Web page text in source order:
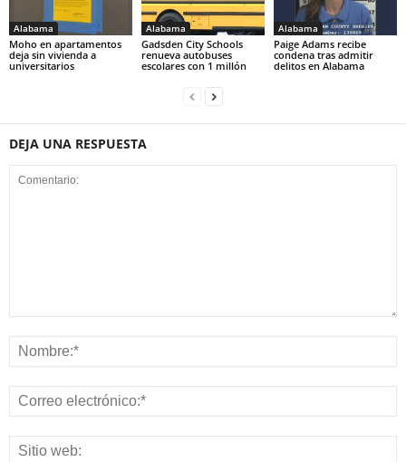
Alabama
Moho en apartamentos
deja sin vivienda a
universitarios
Alabama
Gadsden City Schools
renueva autobuses
escolares con 1 millón
Alabama
Paige Adams recibe
condena tras admitir
delitos en Alabama
DEJA UNA RESPUESTA